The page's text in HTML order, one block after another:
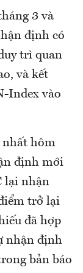
3 và
định có
trì quan
và kết
Index vào
nhất hôm
định mới
lại nhận
trở lại
đã hợp
nhận định
bản báo